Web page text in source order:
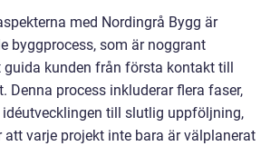
med Nordingrå Bygg är
byggprocess, som är noggrant
kunden från första kontakt till
Denna process inkluderar flera faser,
till slutlig uppföljning,
att varje projekt inte bara är välplanerat